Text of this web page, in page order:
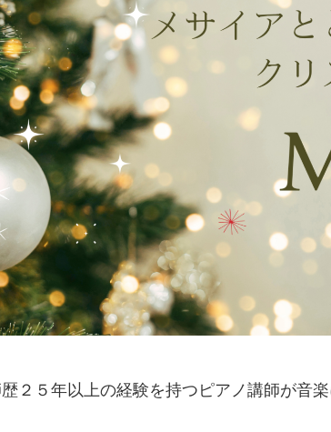
２５年以上の経験を持つピアノ講師が音楽